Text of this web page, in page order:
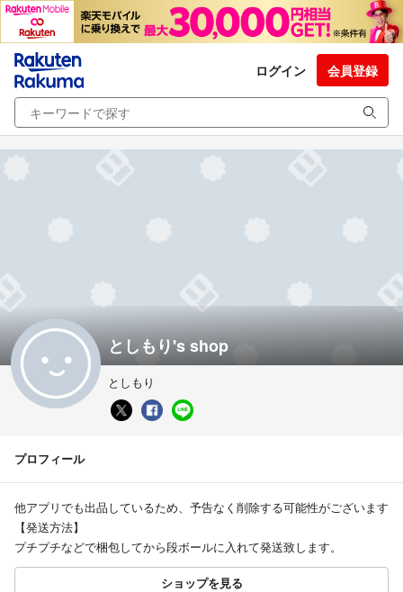
ログイン 会員登録
としもり's shop
としもり
プロフィール
他アプリでも出品しているため、予告なく削除する可能性がございます
【発送方法】
プチプチなどで梱包してから段ボールに入れて発送致します。
ショップを見る